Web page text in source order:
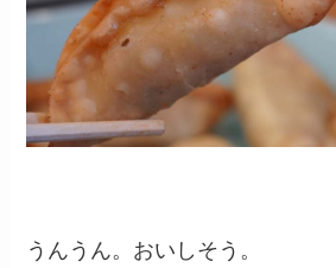
うんうん。おいしそう。